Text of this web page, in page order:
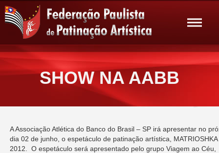
SHOW NA AABB
A Associação Atlética do Banco do Brasil – SP irá apresentar no
dia 02 de junho, o espetáculo de patinação artística, MATRIOSHKA
2012. O espetáculo será apresentado pelo grupo Viagem ao Céu,